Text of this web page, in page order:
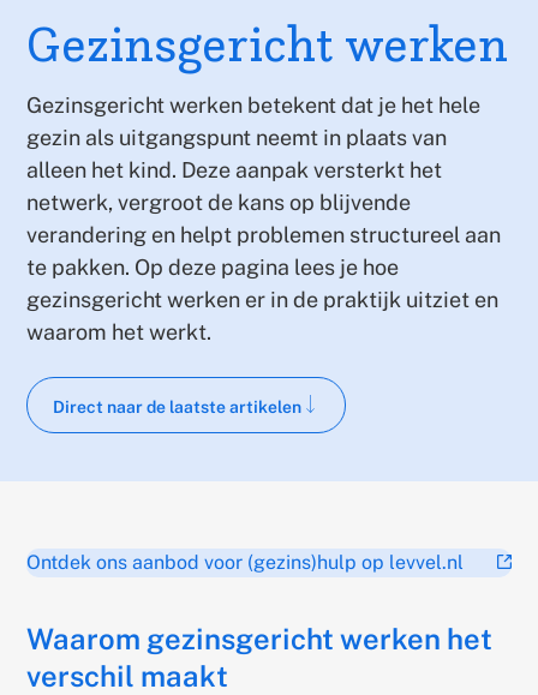
Gezinsgericht werken
Gezinsgericht werken betekent dat je het hele
gezin als uitgangspunt neemt in plaats van
alleen het kind. Deze aanpak versterkt het
netwerk, vergroot de kans op blijvende
verandering en helpt problemen structureel aan
te pakken. Op deze pagina lees je hoe
gezinsgericht werken er in de praktijk uitziet en
waarom het werkt.
Direct naar de laatste artikelen
Scroll naar hoofdtekst
Ontdek ons aanbod voor (gezins)hulp op levvel.nl
Waarom gezinsgericht werken het
verschil maakt